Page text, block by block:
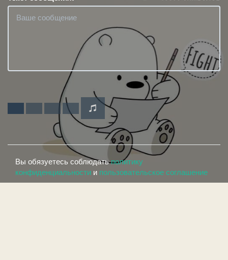
Вы обязуетесь соблюдатьполитику
конфиденциальности и пользовательское соглашение